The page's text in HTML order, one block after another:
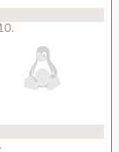
.
.